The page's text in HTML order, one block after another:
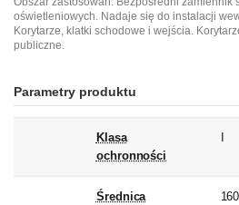
oświetleniowych. Nadaje się do instalacji
Korytarze, klatki schodowe i wejścia.
publiczne.
Parametry produktu
Klasa
ochronności
Średnica